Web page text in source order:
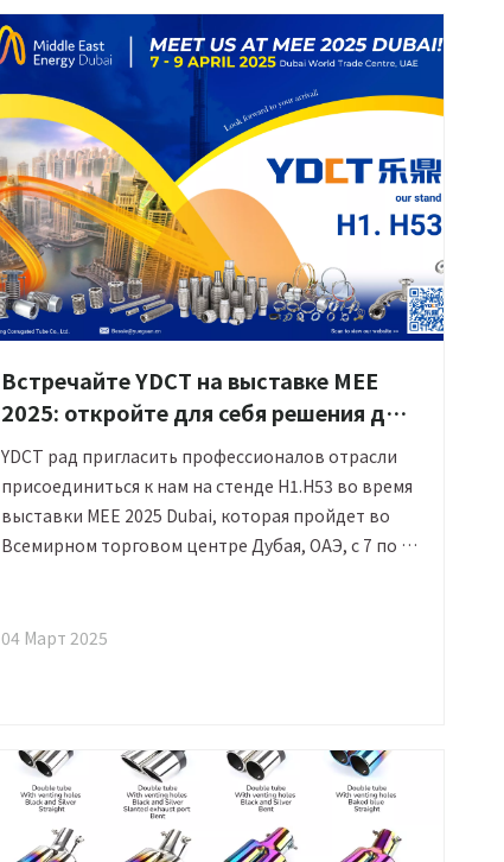
Встречайте YDCT на выставке MEE
2025: откройте для себя решения для
гибкого соединения труб выхлопной
системы
YDCT рад пригласить профессионалов отрасли
присоединиться к нам на стенде H1.H53 во время
выставки MEE 2025 Dubai, которая пройдет во
Всемирном торговом центре Дубая, ОАЭ, с 7 по 9
04 Март 2025